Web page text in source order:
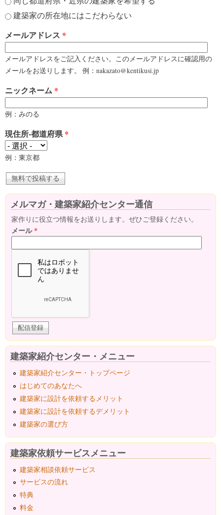
建築家の所在地にはこだわらない
メールアドレス *
メールアドレスをご記入ください。このメールアドレスに確認用の
メールをお送りします。 例：nakazato@kentikusi.jp
ニックネーム *
例：みのる
現住所-都道府県*
例：東京都
メルマガ・建築家紹介センター通信
家作りに役立つ情報をお送りします。ぜひご登録ください。
メール*
建築家紹介センター・メニュー
建築家紹介センター・トップページ
はじめてのあなたへ
建築家に設計を依頼するメリット
建築家に設計を依頼するデメリット
建築家の選び方
建築家依頼サービスメニュー
建築家相談依頼サービス
サービスの流れ
特典
料金